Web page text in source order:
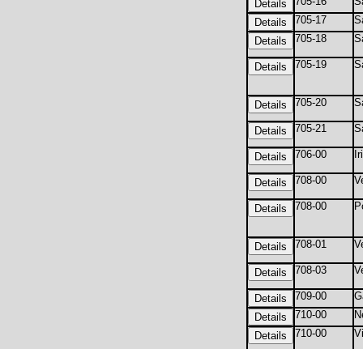
705-17
705-18
705-19
705-20
705-21
706-00
708-00
708-00
708-01
708-03
709-00
710-00
710-00